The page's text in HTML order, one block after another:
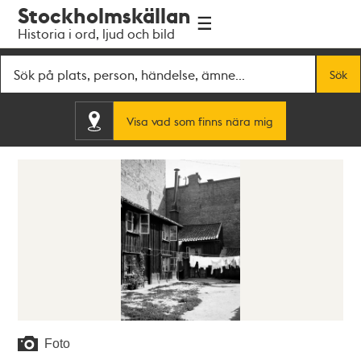
navigationen
huvudinnehållet
Stockholmskällan
Historia i ord, ljud och bild
Sök
Visa vad som finns nära mig
Foto